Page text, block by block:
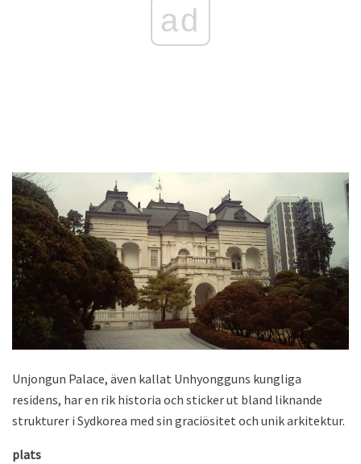
ad
Unjongun Palace, även kallat Unhyongguns kungliga
residens, har en rik historia och sticker ut bland liknande
strukturer i Sydkorea med sin graciösitet och unik arkitektur.
plats